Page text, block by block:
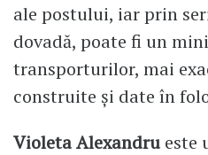
ale postului, iar prin
dovadă, poate fi un
transporturilor, mai
construite și date în
Violeta Alexandru este